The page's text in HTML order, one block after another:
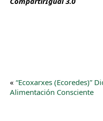
« “Ecoxarxes (Ecoredes)”
Alimentación Consciente